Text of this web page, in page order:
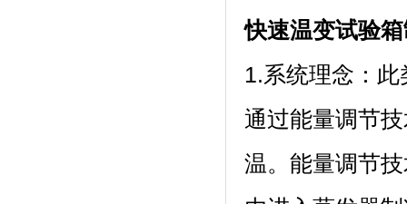
快速温变试验
1.系统理念
通过能量调节
温。能量调节